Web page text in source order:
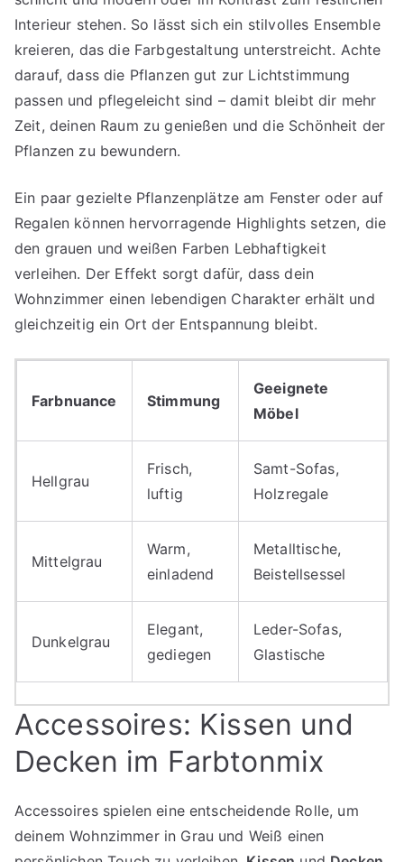
Interieur stehen. So lässt sich ein stilvolles Ensemble
kreieren, das die Farbgestaltung unterstreicht. Achte
darauf, dass die Pflanzen gut zur Lichtstimmung
passen und pflegeleicht sind – damit bleibt dir mehr
Zeit, deinen Raum zu genießen und die Schönheit der
Pflanzen zu bewundern.
Ein paar gezielte Pflanzenplätze am Fenster oder auf
Regalen können hervorragende Highlights setzen, die
den grauen und weißen Farben Lebhaftigkeit
verleihen. Der Effekt sorgt dafür, dass dein
Wohnzimmer einen lebendigen Charakter erhält und
gleichzeitig ein Ort der Entspannung bleibt.
Farbnuance Stimmung
Geeignete
Möbel
Hellgrau
Frisch,
luftig
Samt-Sofas,
Holzregale
Mittelgrau
Warm,
einladend
Metalltische,
Beistellsessel
Dunkelgrau
Elegant,
gediegen
Leder-Sofas,
Glastische
Accessoires: Kissen und
Decken im Farbtonmix
Accessoires spielen eine entscheidende Rolle, um
deinem Wohnzimmer in Grau und Weiß einen